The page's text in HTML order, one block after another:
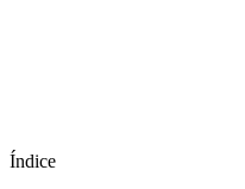
Índice